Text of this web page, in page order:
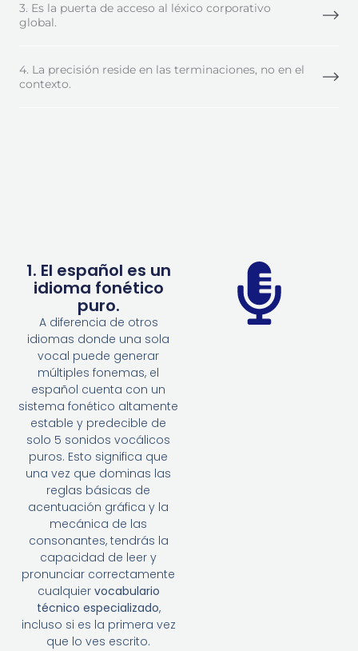
3. Es la puerta de acceso al léxico corporativo
global.
4. La precisión reside en las terminaciones, no en el
contexto.
1. El español es un
idioma fonético
puro.
A diferencia de otros
idiomas donde una sola
vocal puede generar
múltiples fonemas, el
español cuenta con un
sistema fonético altamente
estable y predecible de
solo 5 sonidos vocálicos
puros. Esto significa que
una vez que dominas las
reglas básicas de
acentuación gráfica y la
mecánica de las
consonantes, tendrás la
capacidad de leer y
pronunciar correctamente
cualquier vocabulario
técnico especializado,
incluso si es la primera vez
que lo ves escrito.